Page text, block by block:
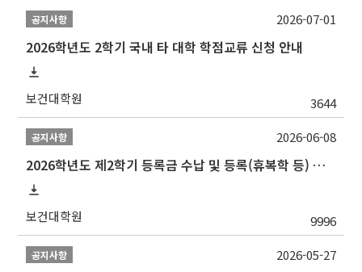
공지사항
2026학년도 2학기 국내 타 대학 학점교류 신청 안내
보건대학원 3644
2026-07-01
공지사항
2026학년도 제2학기 등록금 수납 및 등록(휴복학 등) 일정 안내
보건대학원 9996
2026-06-08
공지사항 2026-05-27